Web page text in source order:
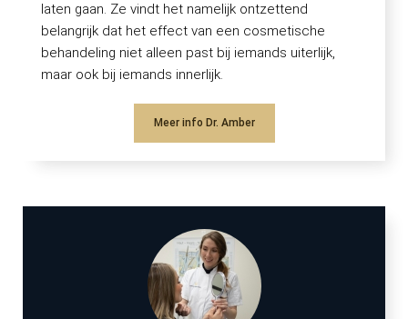
laten gaan. Ze vindt het namelijk ontzettend
belangrijk dat het effect van een cosmetische
behandeling niet alleen past bij iemands uiterlijk,
maar ook bij iemands innerlijk.
Meer info Dr. Amber